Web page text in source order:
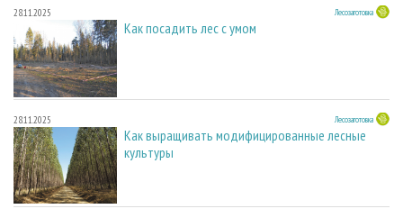
28.11.2025 Лесозаготовка
Как посадить лес с умом
28.11.2025 Лесозаготовка
Как выращивать модифицированные лесные
культуры